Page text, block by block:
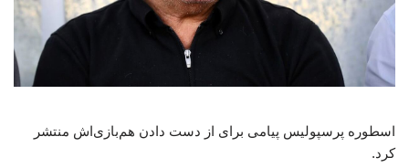
اسطوره پرسپولیس پیامی برای از دست دادن هم‌بازی‌اش منتشر
کرد.